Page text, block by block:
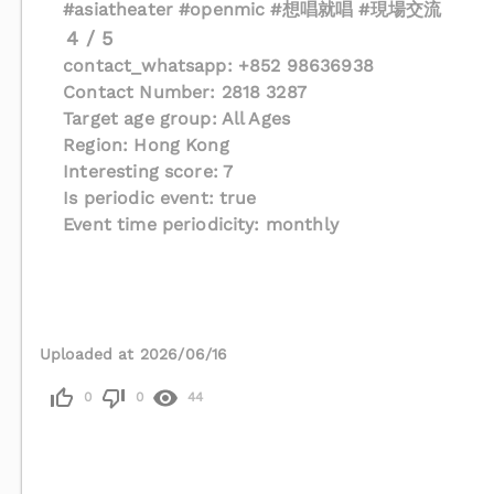
#asiatheater #openmic #想唱就唱 #現場交流
4 / 5
contact_whatsapp: +852 98636938
Contact Number: 2818 3287
Target age group: All Ages
Region: Hong Kong
Interesting score: 7
Is periodic event: true
Event time periodicity: monthly
Uploaded at 2026/06/16
0 0 44